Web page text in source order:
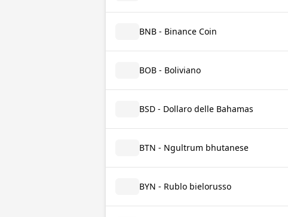
BNB - Binance Coin
BOB - Boliviano
BSD - Dollaro delle Bahamas
BTN - Ngultrum bhutanese
BYN - Rublo bielorusso